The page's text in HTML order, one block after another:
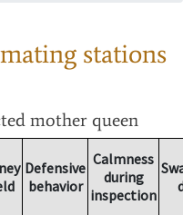
stations
mother queen
Defensive
behavior
Calmness
during
inspection